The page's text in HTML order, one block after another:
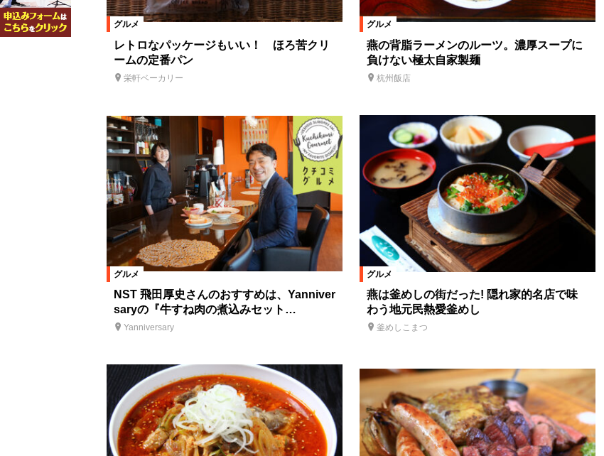
グルメ
レトロなパッケージもいい！ ほろ苦クリ
ームの定番パン
栄軒ベーカリー
グルメ
燕の背脂ラーメンのルーツ。濃厚スープに
負けない極太自家製麺
杭州飯店
グルメ
NST 飛田厚史さんのおすすめは、Yanniver
saryの『牛すね肉の煮込みセット…
Yanniversary
グルメ
燕は釜めしの街だった! 隠れ家的名店で味
わう地元民熱愛釜めし
釜めしこまつ